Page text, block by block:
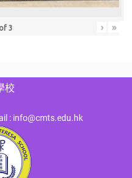
of3 › »
校
: info@cmts.edu.hk